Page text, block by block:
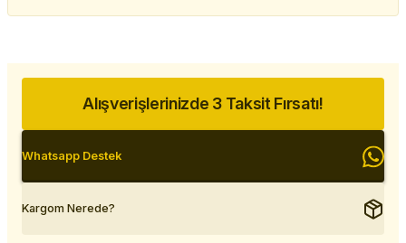
Alışverişlerinizde 3 Taksit Fırsatı!
Whatsapp Destek
Kargom Nerede?